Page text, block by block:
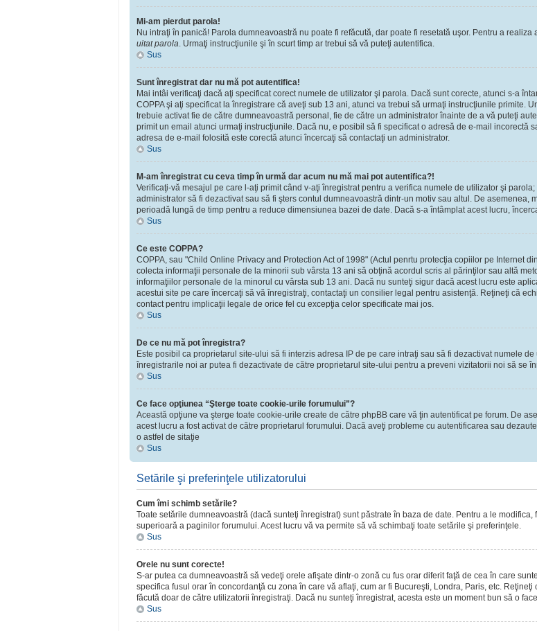
Mi-am pierdut parola!
Nu intraţi în panică! Parola dumneavoastră nu poate fi refăcută, dar poate fi resetată uşor. Pentru a
uitat parola. Urmaţi instrucţiunile şi în scurt timp ar trebui să vă puteţi autentifica.
Sus
Sunt înregistrat dar nu mă pot autentifica!
Mai intâi verificaţi dacă aţi specificat corect numele de utilizator şi parola. Dacă sunt corecte, atunci s-a
COPPA şi aţi specificat la înregistrare că aveţi sub 13 ani, atunci va trebui să urmaţi instrucţiunile primite.
trebuie activat fie de către dumneavoastră personal, fie de către un administrator înainte de a vă puteţi
primit un email atunci urmaţi instrucţiunile. Dacă nu, e posibil să fi specificat o adresă de e-mail incorectă
adresa de e-mail folosită este corectă atunci încercaţi să contactaţi un administrator.
Sus
M-am înregistrat cu ceva timp în urmă dar acum nu mă mai pot autentifica?!
Verificaţi-vă mesajul pe care l-aţi primit când v-aţi înregistrat pentru a verifica numele de utilizator şi
administrator să fi dezactivat sau să fi şters contul dumneavoastră dintr-un motiv sau altul. De asemenea,
perioadă lungă de timp pentru a reduce dimensiunea bazei de date. Dacă s-a întâmplat acest lucru,
Sus
Ce este COPPA?
COPPA, sau "Child Online Privacy and Protection Act of 1998" (Actul penrtu protecţia copiilor pe Internet
colecta informaţii personale de la minorii sub vârsta 13 ani să obţină acordul scris al părinţilor sau altă
informaţiilor personale de la minorul cu vârsta sub 13 ani. Dacă nu sunteţi sigur dacă acest lucru este
acestui site pe care încercaţi să vă înregistraţi, contactaţi un consilier legal pentru asistenţă. Reţineţi că
contact pentru implicaţii legale de orice fel cu excepţia celor specificate mai jos.
Sus
De ce nu mă pot înregistra?
Este posibil ca proprietarul site-ului să fi interzis adresa IP de pe care intraţi sau să fi dezactivat numele
înregistrarile noi ar putea fi dezactivate de către proprietarul site-ului pentru a preveni vizitatorii noi să se
Sus
Ce face opţiunea “Şterge toate cookie-urile forumului”?
Această opţiune va şterge toate cookie-urile create de către phpBB care vă ţin autentificat pe forum. De
acest lucru a fost activat de către proprietarul forumului. Dacă aveţi probleme cu autentificarea sau
o astfel de sitaţie
Sus
Setările şi preferinţele utilizatorului
Cum îmi schimb setările?
Toate setările dumneavoastră (dacă sunteţi înregistrat) sunt păstrate în baza de date. Pentru a le
superioară a paginilor forumului. Acest lucru vă va permite să vă schimbaţi toate setările şi preferinţele.
Sus
Orele nu sunt corecte!
S-ar putea ca dumneavoastră să vedeţi orele afişate dintr-o zonă cu fus orar diferit faţă de cea în care
specifica fusul orar în concordanţă cu zona în care vă aflaţi, cum ar fi Bucureşti, Londra, Paris, etc.
făcută doar de către utilizatorii înregistraţi. Dacă nu sunteţi înregistrat, acesta este un moment bun să o
Sus